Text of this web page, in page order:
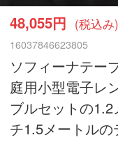
48,055円 (税込み)
16037846623805
ソフィーナテー
庭用小型電子レ
ブルセットの
チ1.5メートルの